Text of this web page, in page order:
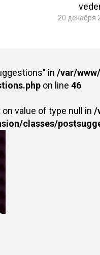
20 декабря
in /var/
on line 46
value of type null in /
classes/